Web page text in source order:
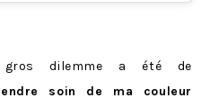
gros dilemme a été de
soin de ma couleur